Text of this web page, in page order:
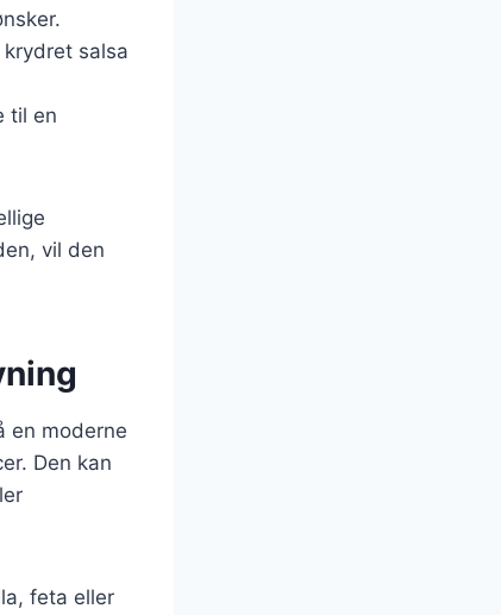
salsa
til en
vil den
en moderne
Den kan
feta eller